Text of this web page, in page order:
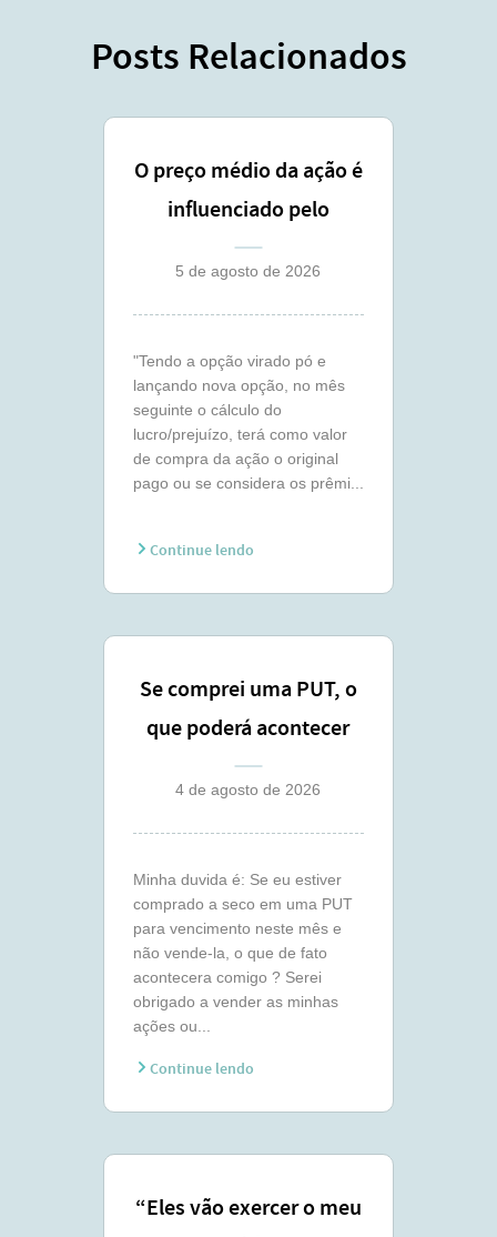
Posts Relacionados
O preço médio da ação é
influenciado pelo
lançamento coberto ?
5 de agosto de 2026
"Tendo a opção virado pó e
lançando nova opção, no mês
seguinte o cálculo do
lucro/prejuízo, terá como valor
de compra da ação o original
pago ou se considera os prêmi...
Continue lendo
Se comprei uma PUT, o
que poderá acontecer
comigo ?
4 de agosto de 2026
Minha duvida é: Se eu estiver
comprado a seco em uma PUT
para vencimento neste mês e
não vende-la, o que de fato
acontecera comigo ? Serei
obrigado a vender as minhas
ações ou...
Continue lendo
“Eles vão exercer o meu